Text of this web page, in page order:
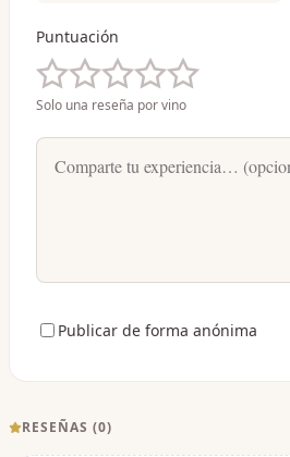
Puntuación
Solo una reseña por vino
Publicar de forma anónima
RESEÑAS (0)